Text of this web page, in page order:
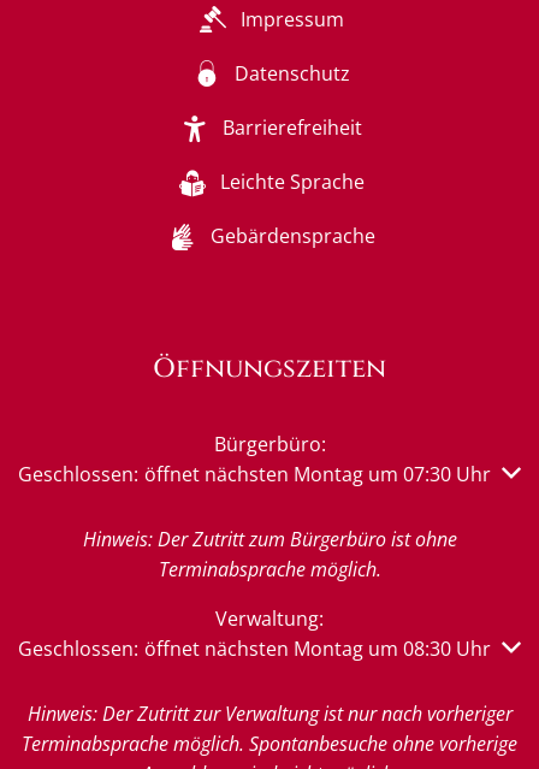
Impressum
Datenschutz
Barrierefreiheit
Leichte Sprache
Gebärdensprache
Öffnungszeiten
Bürgerbüro:
Klicken, um weitere Öffnungs- oder Schließzeiten
Geschlossen: öffnet nächsten Montag um 07:30 Uhr
Hinweis: Der Zutritt zum Bürgerbüro ist ohne
Terminabsprache möglich.
Verwaltung:
Klicken, um weitere Öffnungs- oder Schließzeiten
Geschlossen: öffnet nächsten Montag um 08:30 Uhr
Hinweis: Der Zutritt zur Verwaltung ist nur nach vorheriger
Terminabsprache möglich. Spontanbesuche ohne vorherige